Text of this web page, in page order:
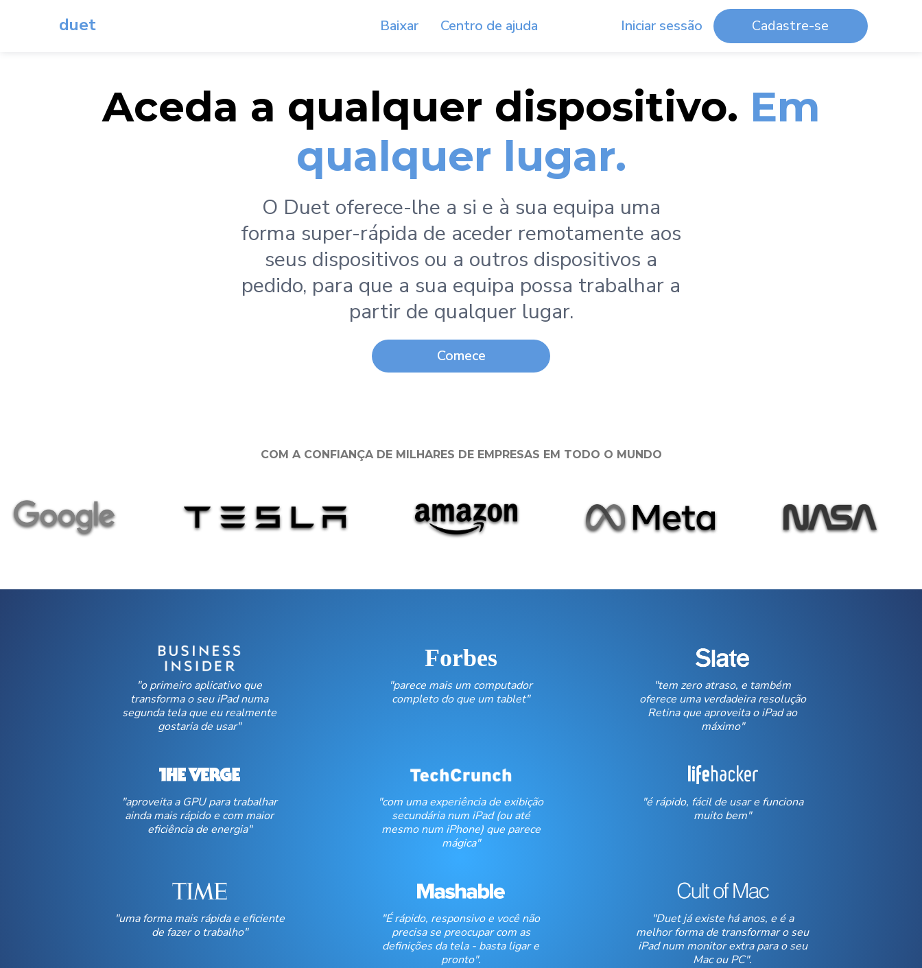
duet Baixar Centro de ajuda Iniciar sessão Cadastre-se
Aceda a qualquer dispositivo. Em
qualquer lugar.
O Duet oferece-lhe a si e à sua equipa uma
forma super-rápida de aceder remotamente aos
seus dispositivos ou a outros dispositivos a
pedido, para que a sua equipa possa trabalhar a
partir de qualquer lugar.
Comece
COM A CONFIANÇA DE MILHARES DE EMPRESAS EM TODO O MUNDO
"o primeiro aplicativo que
transforma o seu iPad numa
segunda tela que eu realmente
gostaria de usar"
Forbes
"parece mais um computador
completo do que um tablet"
"tem zero atraso, e também
oferece uma verdadeira resolução
Retina que aproveita o iPad ao
máximo"
"aproveita a GPU para trabalhar
ainda mais rápido e com maior
eficiência de energia"
"com uma experiência de exibição
secundária num iPad (ou até
mesmo num iPhone) que parece
mágica"
"é rápido, fácil de usar e funciona
muito bem"
"uma forma mais rápida e eficiente
de fazer o trabalho"
"É rápido, responsivo e você não
precisa se preocupar com as
definições da tela - basta ligar e
pronto".
"Duet já existe há anos, e é a
melhor forma de transformar o seu
iPad num monitor extra para o seu
Mac ou PC".